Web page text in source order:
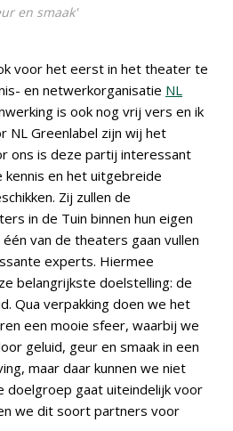
en smaak'
voor het eerst in het theater te
en netwerkorganisatie NL
is ook nog vrij vers en ik
NL Greenlabel zijn wij het
ons is deze partij interessant
kennis en het uitgebreide
Zij zullen de
in de Tuin binnen hun eigen
van de theaters gaan vullen
experts. Hiermee
belangrijkste doelstelling: de
Qua verpakking doen we het
een mooie sfeer, waarbij we
geluid, geur en smaak in een
maar daar kunnen we niet
doelgroep gaat uiteindelijk voor
we dit soort partners voor